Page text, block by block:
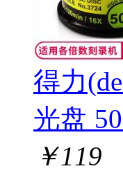
得力
光盘
￥119